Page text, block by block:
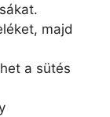
majd
a sütés